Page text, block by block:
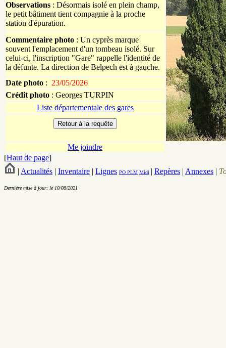
Observations : Désormais isolé en plein champ,
le petit bâtiment tient compagnie à la proche
station d'épuration.
Commentaire photo : Un cyprès marque
souvent l'emplacement d'un tombeau isolé. Sur
celui-ci, l'inscription "Gare" rappelle l'identité de
la défunte. La direction de Belpech est à gauche.
Date photo : 23/05/2026
Crédit photo : Georges TURPIN
Liste départementale des gares
Me joindre
[Haut de page]
| Actualités | Inventaire | Lignes PO PLM Midi | Repères | Annexes |
Dernière mise à jour: le 10/08/2021